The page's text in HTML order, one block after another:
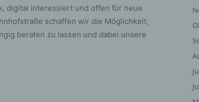
digital interessiert und offen für neue
schaffen wir die Möglichkeit,
beraten zu lassen und dabei unsere
die personenbezogenen Daten ohne Hinzuziehung
können, sofern diese zusätzlichen Informationen
und technischen und organisatorischen Maßnahmen
oder identifizierbaren natürlichen Person zugewiesen werden.